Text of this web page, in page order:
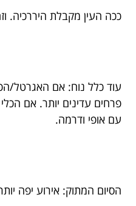
ככה העין מקבלת היררכיה.
עוד כלל נוח: אם האגרטל/
פרחים עדינים יותר. אם
עם אופי ודרמה.
הסיום המתוק: אירוע יפה